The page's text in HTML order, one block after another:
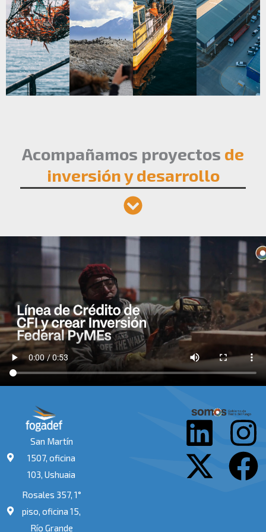
Acompañamos proyectos de
inversión y desarrollo
San Martín
1507, oficina
103, Ushuaia
Rosales 357, 1°
piso, oficina 15,
Río Grande
L
i
I
n
s
X
-
F
a
c